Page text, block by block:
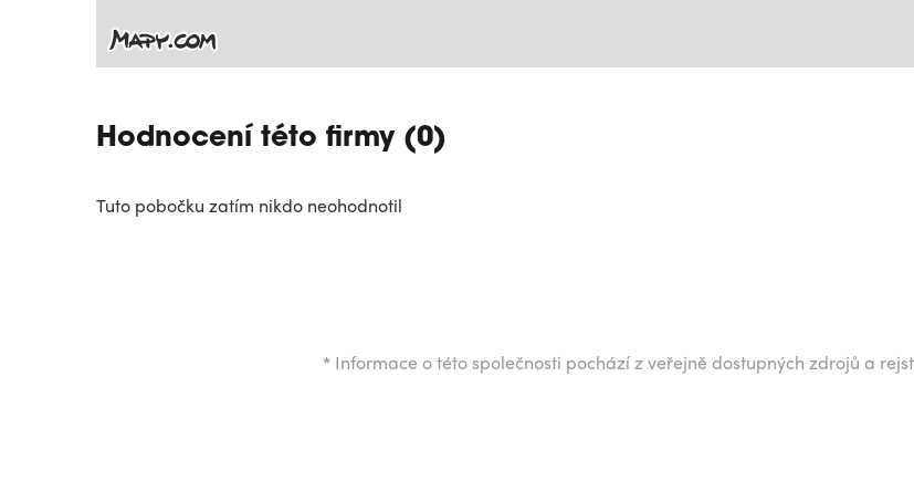
Hodnocení této firmy (0)
Tuto pobočku zatím nikdo neohodnotil
* Informace o této společnosti pochází z veřejně dostupných zdrojů a